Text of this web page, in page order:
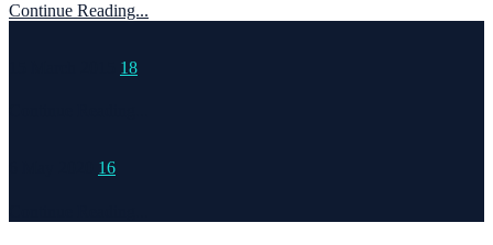
Continue Reading...
18
16